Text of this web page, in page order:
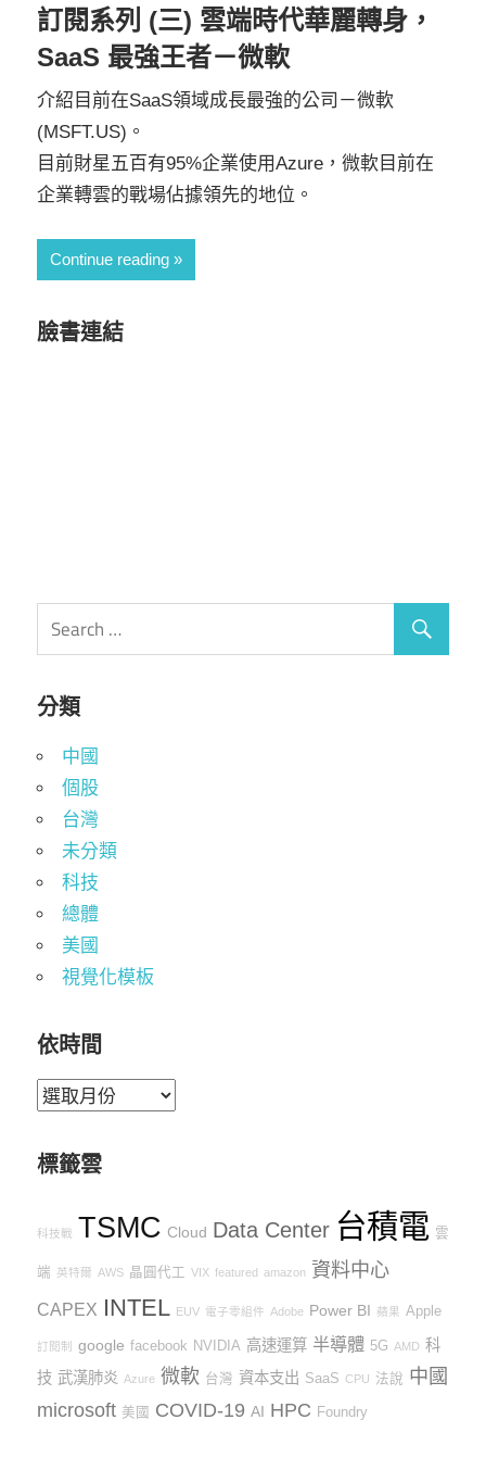
訂閱系列 (三) 雲端時代華麗轉身，
SaaS 最強王者－微軟
介紹目前在SaaS領域成長最強的公司－微軟
(MSFT.US)。
目前財星五百有95%企業使用Azure，微軟目前在
企業轉雲的戰場佔據領先的地位。
Continue reading
臉書連結
分類
中國
個股
台灣
未分類
科技
總體
美國
視覺化模板
依時間
依
間
標籤雲
科技戰 TSMC Cloud Data Center 台積電 雲
端 英特爾 AWS 晶圓代工 VIX featured amazon 資料中心
CAPEX INTEL EUV 電子零組件 Adobe Power BI 蘋果 Apple
訂閱制 google facebook NVIDIA 高速運算 半導體 5G AMD 科
技 武漢肺炎 Azure 微軟 台灣 資本支出 SaaS CPU 法說 中國
microsoft 美國 COVID-19 AI HPC Foundry